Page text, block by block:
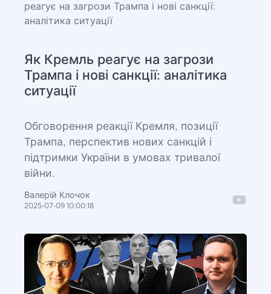
реагує на загрози Трампа і нові санкції:
аналітика ситуації
Як Кремль реагує на загрози
Трампа і нові санкції: аналітика
ситуації
Обговорення реакції Кремля, позиції
Трампа, перспектив нових санкцій і
підтримки України в умовах тривалої
війни.
Валерій Клочок
2025-07-09 10:00:18